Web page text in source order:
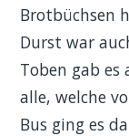
Brotbüchsen
Durst war
Toben gab
alle, welche
Bus ging es